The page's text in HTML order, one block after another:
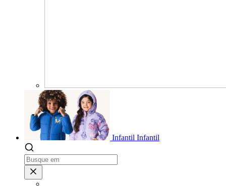
Infantil Infantil